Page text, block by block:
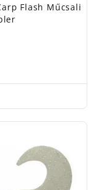
Flash Műcsali